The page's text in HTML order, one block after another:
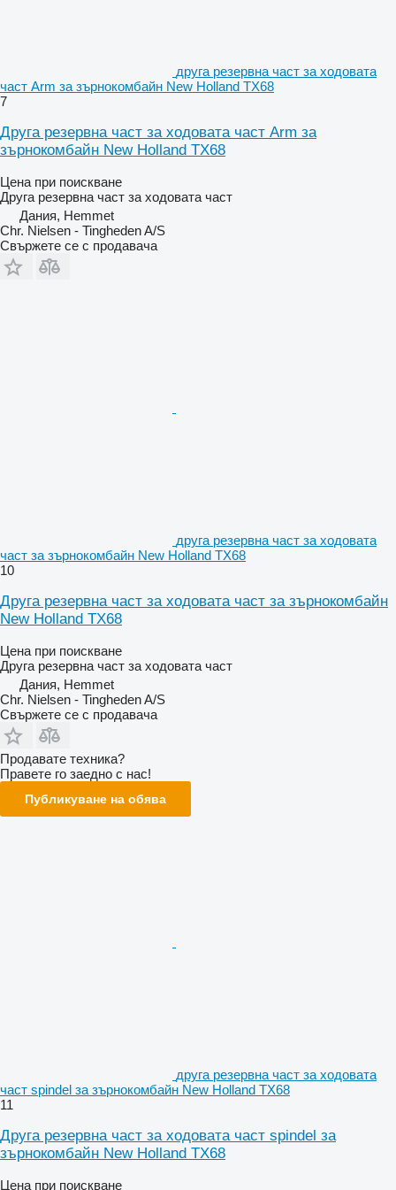
друга резервна част за ходовата
част Arm за зърнокомбайн New Holland TX68
7
Друга резервна част за ходовата част Arm за
зърнокомбайн New Holland TX68
Цена при поискване
Друга резервна част за ходовата част
Дания, Hemmet
Chr. Nielsen - Tingheden A/S
Свържете се с продавача
друга резервна част за ходовата
част за зърнокомбайн New Holland TX68
10
Друга резервна част за ходовата част за зърнокомбайн
New Holland TX68
Цена при поискване
Друга резервна част за ходовата част
Дания, Hemmet
Chr. Nielsen - Tingheden A/S
Свържете се с продавача
Продавате техника?
Правете го заедно с нас!
Публикуване на обява
друга резервна част за ходовата
част spindel за зърнокомбайн New Holland TX68
11
Друга резервна част за ходовата част spindel за
зърнокомбайн New Holland TX68
Цена при поискване